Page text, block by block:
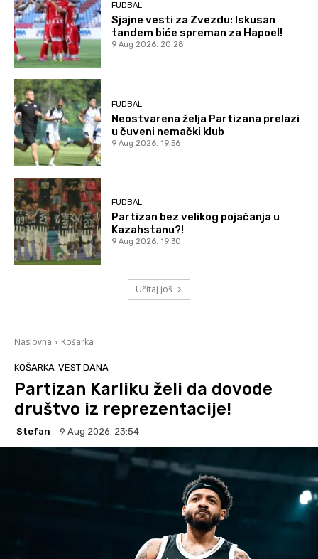
FUDBAL
Sjajne vesti za Zvezdu: Iskusan
tandem biće spreman za Hapoel!
9 Aug 2026. 20:28
FUDBAL
Neostvarena želja Partizana prelazi
u čuveni nemački klub
9 Aug 2026. 19:56
FUDBAL
Partizan bez velikog pojačanja u
Kazahstanu?!
9 Aug 2026. 19:30
Učitaj još